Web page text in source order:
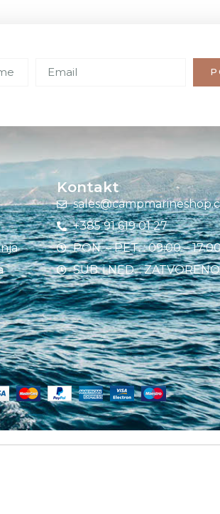
Kontakt
+385 91 619 01 27
PON. – PET. : 09:00 –
SUB. i NED. : ZATVORENO